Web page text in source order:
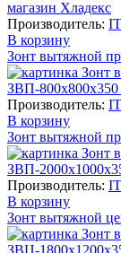
Производитель:
В корзину
Зонт вытяжной
Производитель:
В корзину
Зонт вытяжной
Производитель:
В корзину
Зонт вытяжной